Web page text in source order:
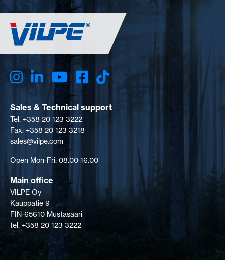
Sales & Technical support
Tel. +358 20 123 3222
Fax: +358 20 123 3218
sales@vilpe.com
Open Mon-Fri: 08.00-16.00
Main office
VILPE Oy
Kauppatie 9
FIN-65610 Mustasaari
tel. +358 20 123 3222